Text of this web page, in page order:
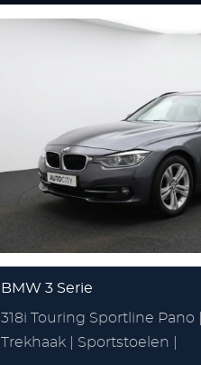
BMW 3 Serie
318i Touring Sportline Pano |
Trekhaak | Sportstoelen |